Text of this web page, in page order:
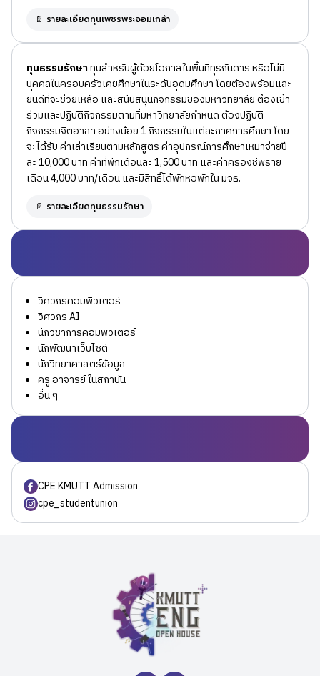
📄 รายละเอียดทุนเพชรพระจอมเกล้า
ทุนธรรมรักษาทุนสำหรับผู้ด้อยโอกาสในพื้นที่ทุรกันดาร หรือไม่มี
บุคคลในครอบครัวเคยศึกษาในระดับอุดมศึกษา โดยต้องพร้อมและ
ยินดีที่จะช่วยเหลือ และสนับสนุนกิจกรรมของมหาวิทยาลัย ต้องเข้า
ร่วมและปฏิบัติกิจกรรมตามที่มหาวิทยาลัยกำหนด ต้องปฏิบัติ
กิจกรรมจิตอาสา อย่างน้อย 1 กิจกรรมในแต่ละภาคการศึกษา โดย
จะได้รับ ค่าเล่าเรียนตามหลักสูตร ค่าอุปกรณ์การศึกษาเหมาจ่ายปี
ละ 10,000 บาท ค่าที่พักเดือนละ 1,500 บาท และค่าครองชีพราย
เดือน 4,000 บาท/เดือน และมีสิทธิ์ได้พักหอพักใน มจธ.
📄 รายละเอียดทุนธรรมรักษา
วิศวกรคอมพิวเตอร์
วิศวกร AI
นักวิชาการคอมพิวเตอร์
นักพัฒนาเว็บไซต์
นักวิทยาศาสตร์ข้อมูล
ครู อาจารย์ ในสถาบัน
อื่น ๆ
CPE KMUTT Admission
cpe_studentunion